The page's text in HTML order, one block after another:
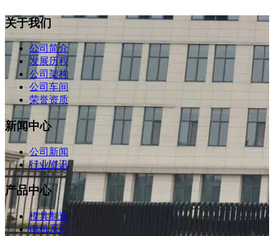
关于我们
公司简介
发展历程
公司架构
公司车间
荣誉资质
新闻中心
公司新闻
行业资讯
产品中心
模具制造
电机系列